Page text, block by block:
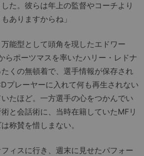
た。彼らは年上の監督やコーチより
ありますからね」
能型として頭角を現したエドワー
らポーツマスを率いたハリー・レドナ
くの無頓着で、選手情報が保存され
プレーヤーに入れて何も再生されない
たほど。一方選手の心をつかんでい
と会話術に、当時在籍していたMFリ
称賛を惜しまない。
ィスに行き、週末に見せたパフォー